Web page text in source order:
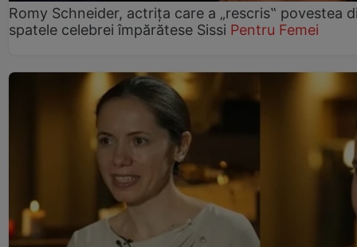
Romy Schneider, actrița care a „rescris‟ povestea
spatele celebrei împărătese Sissi Pentru Femei